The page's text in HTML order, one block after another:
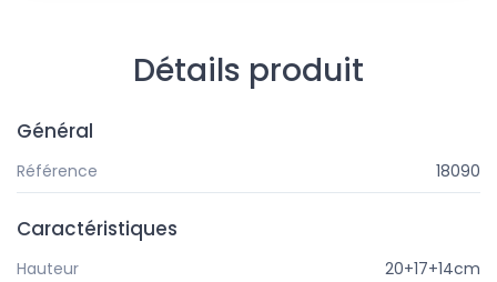
Détails produit
Général
Référence 18090
Caractéristiques
Hauteur 20+17+14cm